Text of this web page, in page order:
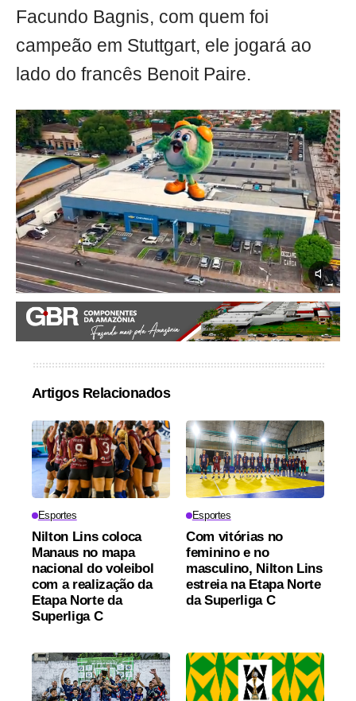
Facundo Bagnis, com quem foi
campeão em Stuttgart, ele jogará ao
lado do francês Benoit Paire.
Artigos Relacionados
Esportes
Nilton Lins coloca
Manaus no mapa
nacional do voleibol
com a realização da
Etapa Norte da
Superliga C
Esportes
Com vitórias no
feminino e no
masculino, Nilton Lins
estreia na Etapa Norte
da Superliga C